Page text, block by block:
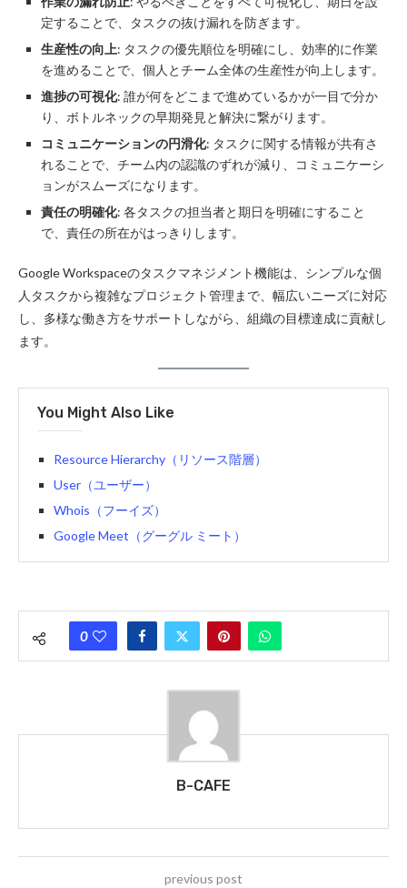
定することで、タスクの抜け漏れを防ぎます。
生産性の向上: タスクの優先順位を明確にし、効率的に作業
を進めることで、個人とチーム全体の生産性が向上します。
進捗の可視化: 誰が何をどこまで進めているかが一目で分か
り、ボトルネックの早期発見と解決に繋がります。
コミュニケーションの円滑化: タスクに関する情報が共有さ
れることで、チーム内の認識のずれが減り、コミュニケーシ
ョンがスムーズになります。
責任の明確化: 各タスクの担当者と期日を明確にすること
で、責任の所在がはっきりします。
Google Workspaceのタスクマネジメント機能は、シンプルな個
人タスクから複雑なプロジェクト管理まで、幅広いニーズに対応
し、多様な働き方をサポートしながら、組織の目標達成に貢献し
ます。
You Might Also Like
Resource Hierarchy（リソース階層）
User（ユーザー）
Whois（フーイズ）
Google Meet（グーグル ミート）
0
B-CAFE
previous post